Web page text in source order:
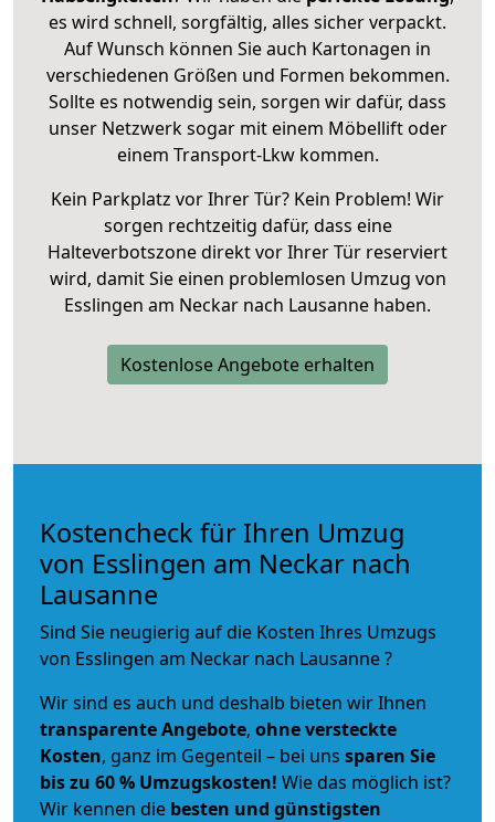
es wird schnell, sorgfältig, alles sicher verpackt.
Auf Wunsch können Sie auch Kartonagen in
verschiedenen Größen und Formen bekommen.
Sollte es notwendig sein, sorgen wir dafür, dass
unser Netzwerk sogar mit einem Möbellift oder
einem Transport-Lkw kommen.
Kein Parkplatz vor Ihrer Tür? Kein Problem! Wir
sorgen rechtzeitig dafür, dass eine
Halteverbotszone direkt vor Ihrer Tür reserviert
wird, damit Sie einen problemlosen Umzug von
Esslingen am Neckar nach Lausanne haben.
Kostenlose Angebote erhalten
Kostencheck für Ihren Umzug
von Esslingen am Neckar nach
Lausanne
Sind Sie neugierig auf die Kosten Ihres Umzugs
von Esslingen am Neckar nach Lausanne ?
Wir sind es auch und deshalb bieten wir Ihnen
transparente Angebote, ohne versteckte
Kosten, ganz im Gegenteil – bei uns sparen Sie
bis zu 60 % Umzugskosten! Wie das möglich ist?
Wir kennen die besten und günstigsten